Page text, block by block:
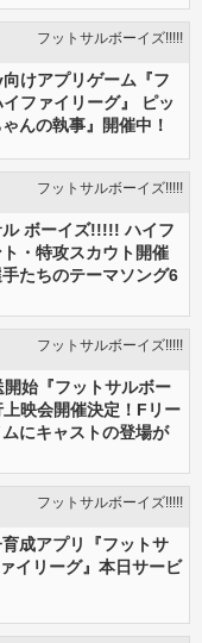
フットサルボーイズ!!!!!
けアプリゲーム『フ
ファイリーグ』 ピッ
んの執事』開催中！
フットサルボーイズ!!!!!
ボーイズ!!!!! ハイフ
・特攻スカウト開催
たちのテーマソング6
フットサルボーイズ!!!!!
始『フットサルボー
映会開催決定！Fリー
にキャストの登場が
フットサルボーイズ!!!!!
成アプリ『フットサ
イリーグ』本日サービ